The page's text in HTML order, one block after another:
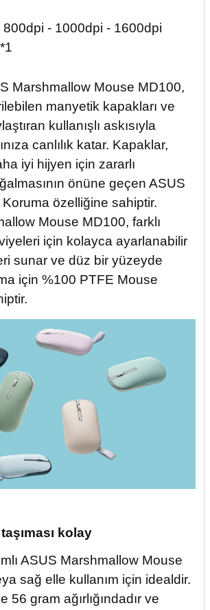
- 1000dpi - 1600dpi
Marshmallow Mouse MD100,
manyetik kapakları ve
kullanışlı askısıyla
canlılık katar. Kapaklar,
iyi hijyen için zararlı
önüne geçen ASUS
özelliğine sahiptir.
Mouse MD100, farklı
için kolayca ayarlanabilir
sunar ve düz bir yüzeyde
için %100 PTFE Mouse
kolay
ASUS Marshmallow Mouse
sağ elle kullanım için idealdir.
56 gram ağırlığındadır ve